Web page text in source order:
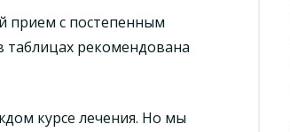
прием с постепенным
таблицах рекомендована
курсе лечения. Но мы